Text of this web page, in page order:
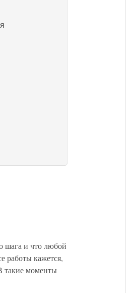
шага и что любой
работы кажется,
такие моменты